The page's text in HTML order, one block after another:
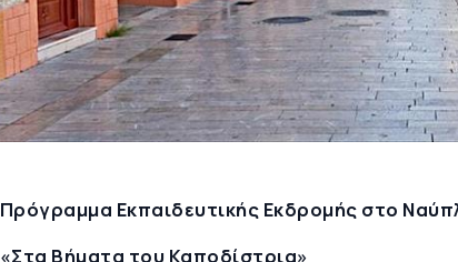
Πρόγραμμα Εκπαιδευτικής Εκδρομής στο
«Στα Βήματα του Καποδίστρια»